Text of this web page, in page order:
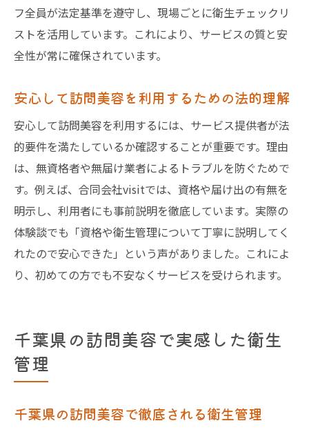
フ全員が法定基準を遵守し、現場ごとに衛生チェックリ
ストを活用しています。これにより、サービスの質と安
全性が常に確保されています。
安心して訪問美容を利用するための法的理解
安心して訪問美容を利用するには、サービス提供者が法
的要件を満たしているか確認することが重要です。理由
は、無資格者や無届け業者によるトラブルを防ぐためで
す。例えば、合同会社visitでは、資格や届け出の有無を
明示し、利用者にも事前説明を徹底しています。実際の
体験談でも「資格や衛生管理について丁寧に説明してく
れたので安心できた」という声がありました。これによ
り、初めての方でも不安なくサービスを受けられます。
千葉県の訪問美容で実感した衛生
管理
千葉県の訪問美容で徹底される衛生管理